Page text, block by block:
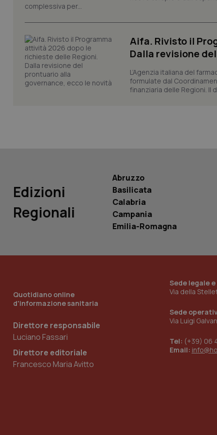
complessiva per...
Aifa. Rivisto il
Dalla revisione
L’Agenzia italiana del
formulate dal
finanziaria delle Regioni. Il
Edizioni
Regionali
Abruzzo
Basilicata
Calabria
Campania
Emilia-Romagna
Quotidiano online
d'informazione sanitaria
Direttore responsabile
Luciano Fassari
Direttore editoriale
Francesco Maria Avitto
Sede legale
Via della
Sede
Via Luigi
Tel: (+39) 06
Email:
PHPSESSID
__Secure-
tracking-sites-
named-enable